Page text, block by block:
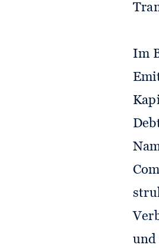
Im
und